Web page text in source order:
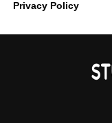
Privacy Policy